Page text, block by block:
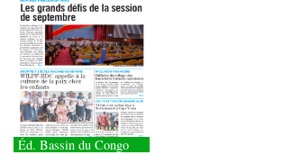
Éd. Bassin du Congo